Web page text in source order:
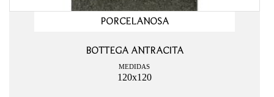
PORCELANOSA
BOTTEGA ANTRACITA
MEDIDAS
120x120